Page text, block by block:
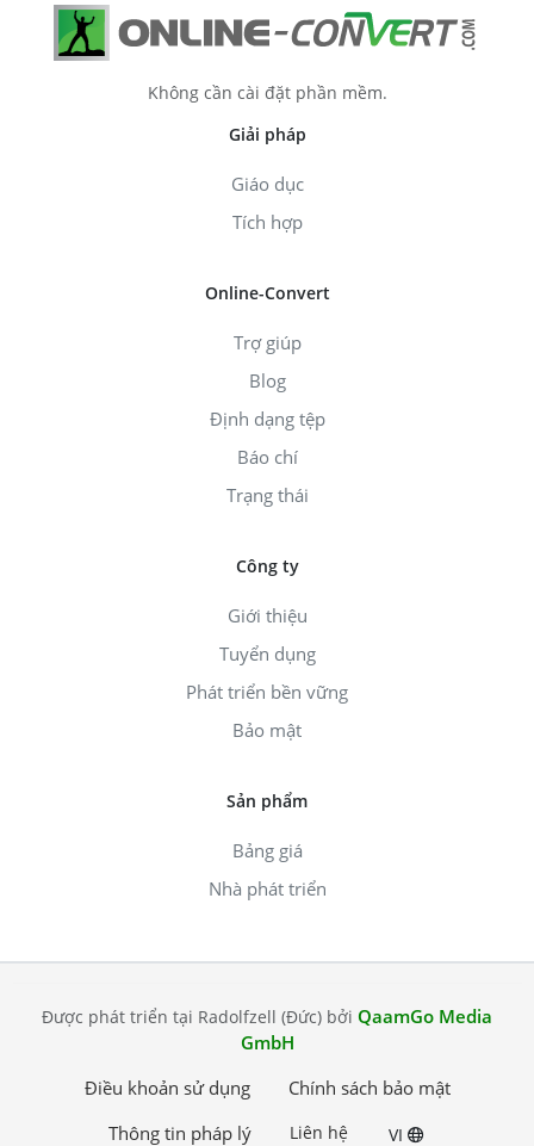
Không cần cài đặt phần mềm.
Giải pháp
Giáo dục
Tích hợp
Online-Convert
Trợ giúp
Blog
Định dạng tệp
Báo chí
Trạng thái
Công ty
Giới thiệu
Tuyển dụng
Phát triển bền vững
Bảo mật
Sản phẩm
Bảng giá
Nhà phát triển
Được phát triển tại Radolfzell (Đức) bởi QaamGo Media
GmbH
Điều khoản sử dụng
Chính sách bảo mật
Thông tin pháp lý
Liên hệ VI